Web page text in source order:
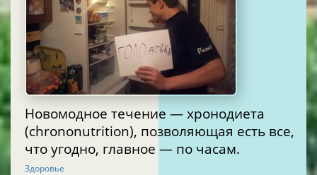
Новомодное течение — хронодиета
(chrononutrition), позволяющая есть все,
что угодно, главное — по часам.
Здоровье